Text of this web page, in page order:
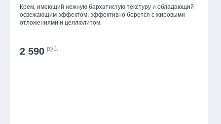
Крем, имеющий нежную бархатистую текстуру и обладающий
освежающим эффектом, эффективно борется с жировыми
отложениями и целлюлитом.
2 590 руб.